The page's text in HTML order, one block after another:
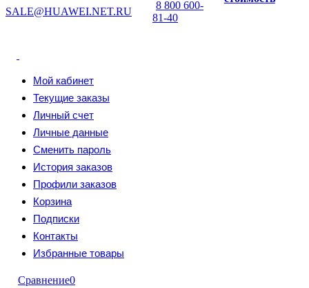
SALE@HUAWEI.NET.RU
8 800 600-
81-40
Мой кабинет
Текущие заказы
Личный счет
Личные данные
Сменить пароль
История заказов
Профили заказов
Корзина
Подписки
Контакты
Избранные товары
Сравнение0